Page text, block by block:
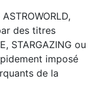
des titres
STARGAZING ou
imposé
de la